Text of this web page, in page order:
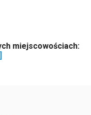
miejscowościach: